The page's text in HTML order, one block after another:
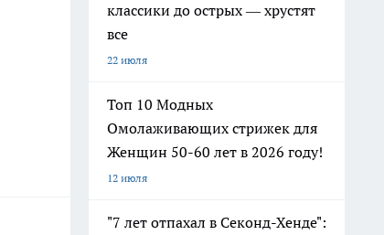
классики до острых — хрустят
все
22 июля
Топ 10 Модных
Омолаживающих стрижек для
Женщин 50-60 лет в 2026 году!
12 июля
"7 лет отпахал в Секонд-Хенде":